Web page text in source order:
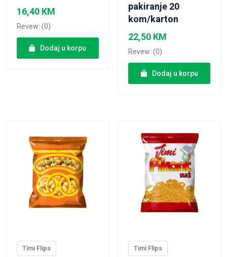
16,40 KM
Revew: (0)
Dodaj u korpu
pakiranje 20
kom/karton
22,50 KM
Revew: (0)
Dodaj u korpu
Timi Flips Timi Flips